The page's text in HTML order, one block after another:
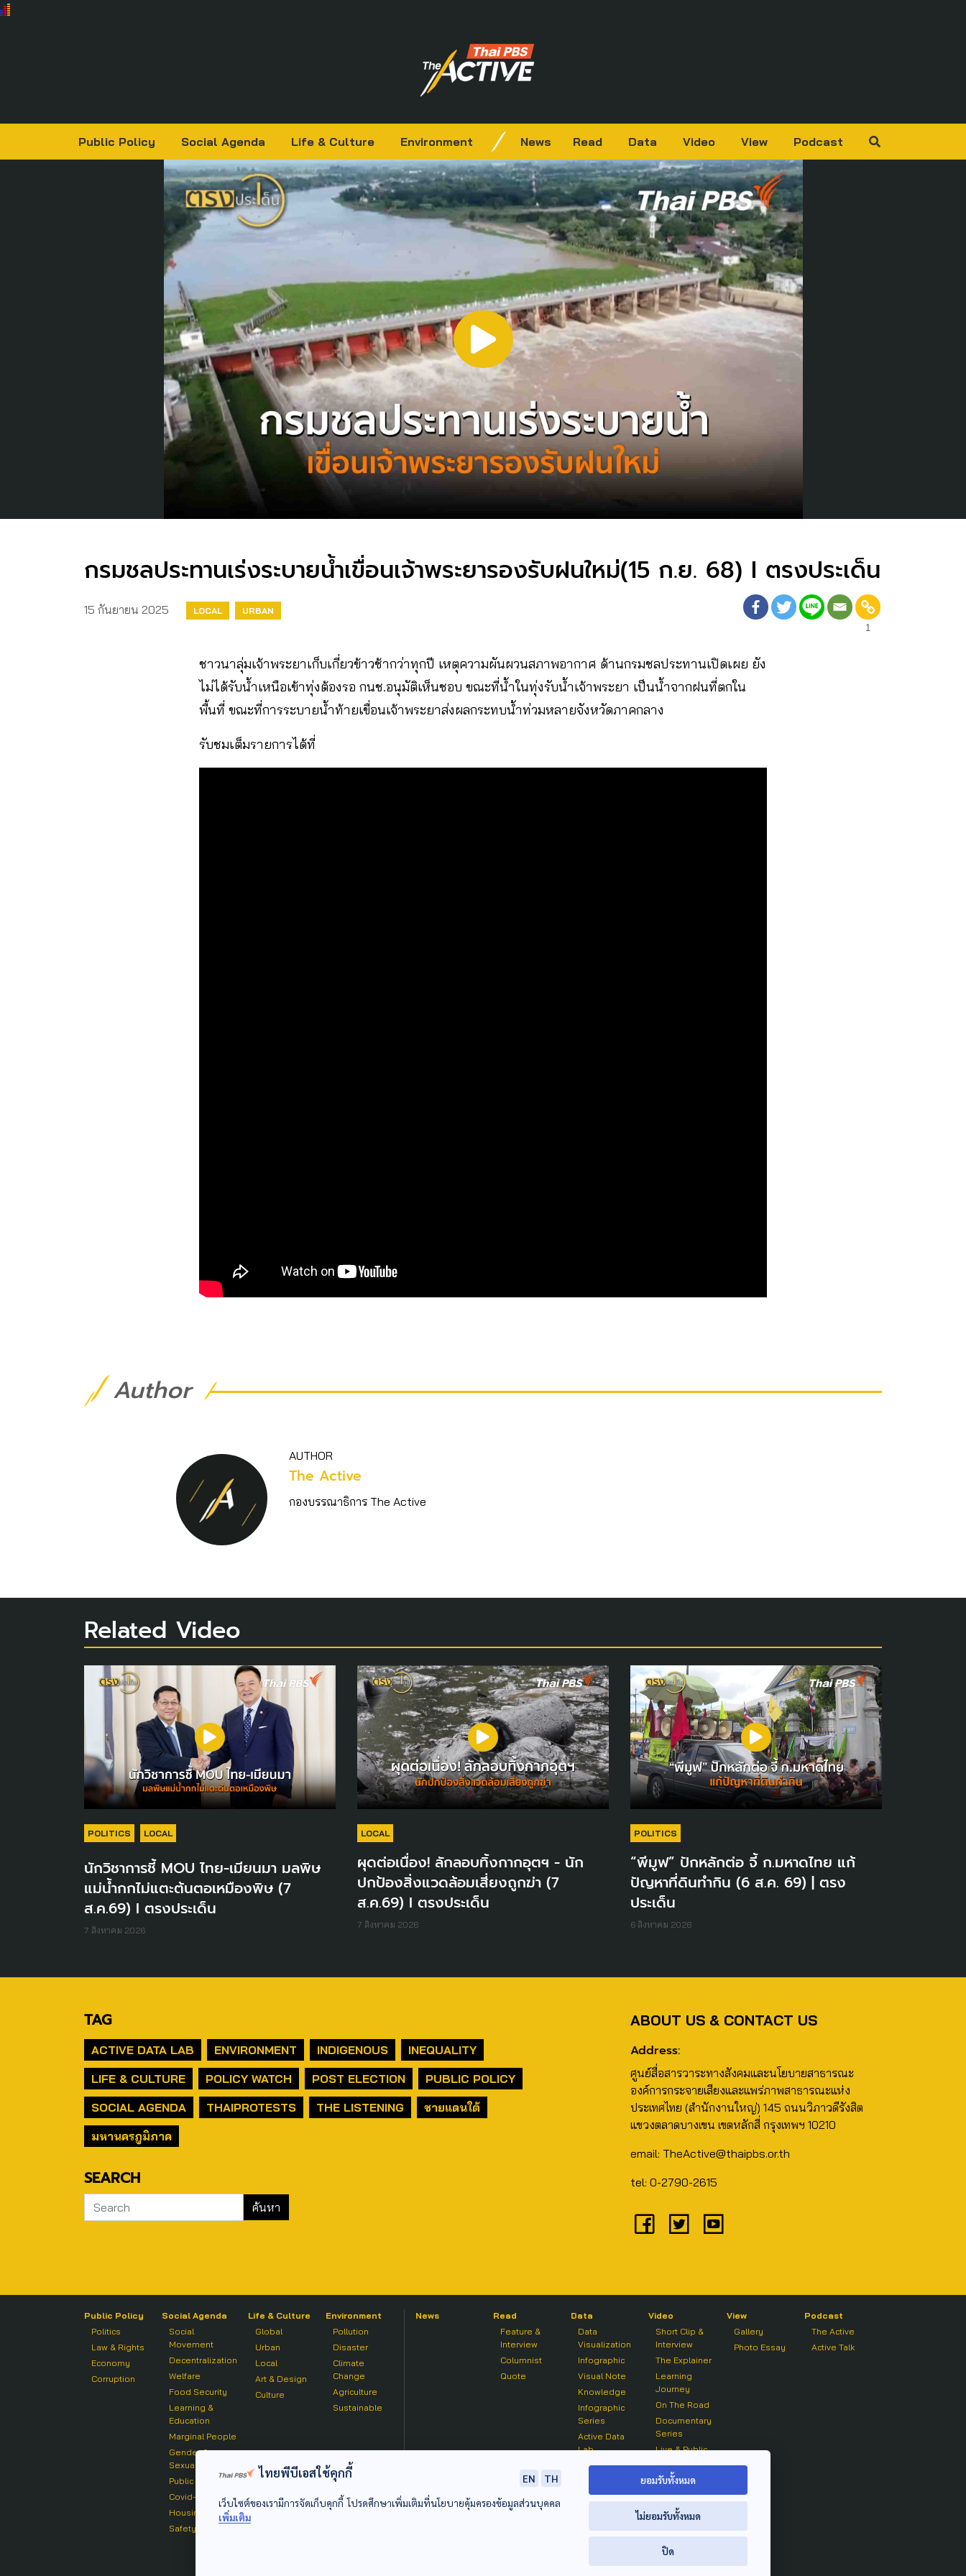
Public Policy Social Agenda Life & Culture Environment News Read Data Video View Podcast
กรมชลประทานเร่งระบายน้ำเขื่อนเจ้าพระยารองรับฝนใหม่(15 ก.ย. 68) I ตรงประเด็น
15 กันยายน 2025 LOCAL
URBAN
1
ชาวนาลุ่มเจ้าพระยาเก็บเกี่ยวข้าวช้ากว่าทุกปี เหตุความผันผวนสภาพอากาศ ด้านกรมชลประทานเปิดเผย ยัง
ไม่ได้รับน้ำเหนือเข้าทุ่งต้องรอ กนช.อนุมัติเห็นชอบ ขณะที่น้ำในทุ่งรับน้ำเจ้าพระยา เป็นน้ำจากฝนที่ตกใน
พื้นที่ ขณะที่การระบายน้ำท้ายเขื่อนเจ้าพระยาส่งผลกระทบน้ำท่วมหลายจังหวัดภาคกลาง
รับชมเต็มรายการได้ที่
Author
AUTHOR
The Active
กองบรรณาธิการ The Active
Related Video
POLITICS LOCAL
นักวิชาการชี้ MOU ไทย-เมียนมา มลพิษ
แม่น้ำกกไม่แตะต้นตอเหมืองพิษ (7
ส.ค.69) I ตรงประเด็น
7 สิงหาคม 2026
LOCAL
ผุดต่อเนื่อง! ลักลอบทิ้งกากอุตฯ - นัก
ปกป้องสิ่งแวดล้อมเสี่ยงถูกฆ่า (7
ส.ค.69) I ตรงประเด็น
7 สิงหาคม 2026
POLITICS
“พีมูฟ” ปักหลักต่อ จี้ ก.มหาดไทย แก้
ปัญหาที่ดินทำกิน (6 ส.ค. 69) | ตรง
ประเด็น
6 สิงหาคม 2026
TAG
ACTIVE DATA LAB ENVIRONMENT INDIGENOUS
INEQUALITY
LIFE & CULTURE
POLICY WATCH POST ELECTION
PUBLIC POLICY
SOCIAL AGENDA
THAIPROTESTS THE LISTENING
ชายแดนใต้
มหานครภูมิภาค
SEARCH
ABOUT US & CONTACT US
Address:
ศูนย์สื่อสารวาระทางสังคมและนโยบายสาธารณะ
องค์การกระจายเสียงและแพร่ภาพสาธารณะแห่ง
ประเทศไทย (สำนักงานใหญ่) 145 ถนนวิภาวดีรังสิต
แขวงตลาดบางเขน เขตหลักสี่ กรุงเทพฯ 10210
email: TheActive@thaipbs.or.th
tel: 0-2790-2615
Public Policy
Politics
Law & Rights
Economy
Corruption
Social Agenda
Social
Movement
Decentralization
Welfare
Food Security
Learning &
Education
Marginal People
Gender &
Sexuality
Public Health
Covid-19
Housing
Safety
Life & Culture
Global
Urban
Local
Art & Design
Culture
Environment
Pollution
Disaster
Climate
Change
Agriculture
Sustainable
News
Read
Feature &
Interview
Columnist
Quote
Data
Data
Visualization
Infographic
Visual Note
Knowledge
Infographic
Series
Active Data
Lab
Video
Short Clip &
Interview
The Explainer
Learning
Journey
On The Road
Documentary
Series
Live & Public
On air Clip
View
Gallery
Photo Essay
Podcast
The Active
Active Talk
ไทยพีบีเอสใช้คุกกี้ EN
TH
เว็บไซต์ของเรามีการจัดเก็บคุกกี้ โปรดศึกษาเพิ่มเติมที่นโยบายคุ้มครองข้อมูลส่วนบุคคล
เพิ่มเติม
ยอมรับทั้งหมด
ไม่ยอมรับทั้งหมด
ปิด